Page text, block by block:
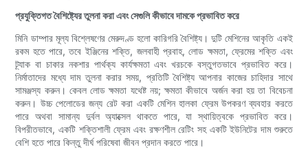
প্রযুক্তিগত বৈশিষ্ট্যের তুলনা করা এবং সেগুলি কীভাবে দামকে প্রভাবিত করে
মিনি ডাম্পার মূল্য বিশ্লেষণের মেরুদণ্ড হলো কারিগরি বৈশিষ্ট্য। দুটি মেশিনের আকৃতি একই
রকম হতে পারে, তবে ইঞ্জিনের শক্তি, জলবাহী প্রবাহ, লোড ক্ষমতা, ফ্রেমের শক্তি এবং
ট্র্যাক বা চাকার নকশার পার্থক্য কার্যক্ষমতা এবং খরচকে বস্তুগতভাবে প্রভাবিত করে।
নির্মাতাদের মধ্যে দাম তুলনা করার সময়, প্রতিটি বৈশিষ্ট্য আপনার কাজের চাহিদার সাথে
সামঞ্জস্য করুন। কেবল লোড ক্ষমতা যথেষ্ট নয়; ক্ষমতা কীভাবে অর্জন করা হয় তা বিবেচনা
করুন। উচ্চ পেলোডের জন্য রেট করা একটি মেশিন হালকা ফ্রেম উপকরণ ব্যবহার করতে
পারে অথবা সামান্য দুর্বল অ্যাক্সেল থাকতে পারে, যা স্থায়িত্বকে প্রভাবিত করে।
বিপরীতভাবে, একটি শক্তিশালী ফ্রেম এবং রক্ষণশীল রেটিং সহ একটি ইউনিটের দাম শুরুতে
বেশি হতে পারে কিন্তু দীর্ঘ পরিষেবা জীবন প্রদান করতে পারে।